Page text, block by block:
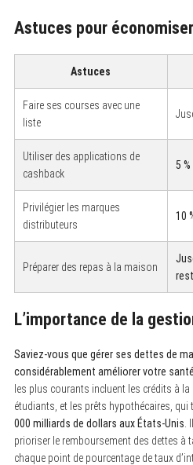
Astuces pour
Astuces
Faire ses courses avec une
liste
Utiliser des applications de
cashback
5
Privilégier les marques
distributeurs
10
Préparer des repas à la maison
L’importance de la
Saviez-vous que gérer ses dettes de
considérablement améliorer votre
les plus courants incluent les crédits à
étudiants, et les prêts hypothécaires,
000 milliards de dollars aux États-Unis
prioriser le remboursement des dettes à
chaque point de pourcentage de taux